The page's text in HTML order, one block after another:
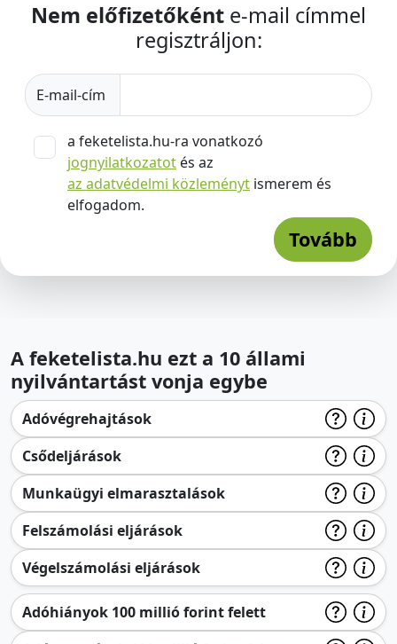
Nem előfizetőként e-mail címmel
regisztráljon:
E-mail-cím
a feketelista.hu-ra vonatkozó
jognyilatkozatot és az
az adatvédelmi közleményt ismerem és
elfogadom.
Tovább
A feketelista.hu ezt a 10 állami
nyilvántartást vonja egybe
Adóvégrehajtások
Csődeljárások
Munkaügyi elmarasztalások
Felszámolási eljárások
Végelszámolási eljárások
Adóhiányok 100 millió forint felett